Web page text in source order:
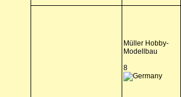
Müller Hobby-
Modellbau
8